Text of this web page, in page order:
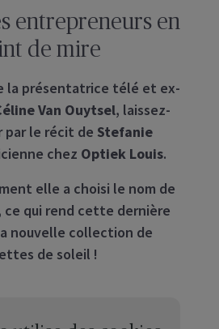
entrepreneurs en
de mire
la présentatrice télé et ex-
Van Ouytsel, laissez-
par le récit de Stefanie
chez Optiek Louis.
elle a choisi le nom de
ce qui rend cette dernière
nouvelle collection de
de soleil !